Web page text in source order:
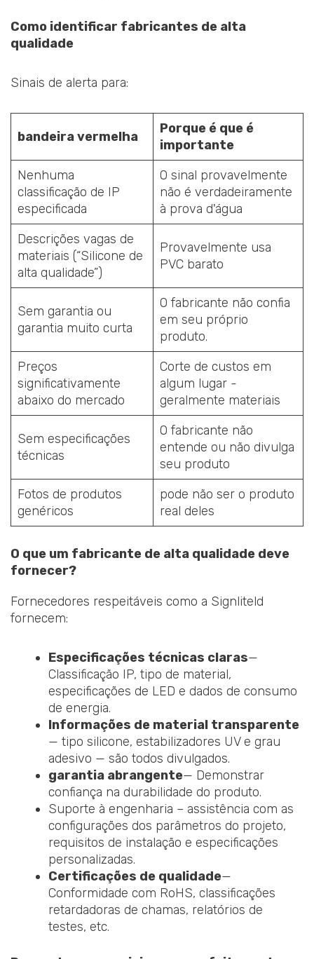
Como identificar fabricantes de alta
qualidade
Sinais de alerta para:
bandeira vermelha
Porque é que é
importante
Nenhuma
classificação de IP
especificada
O sinal provavelmente
não é verdadeiramente
à prova d'água
Descrições vagas de
materiais (“Silicone de
alta qualidade”)
Provavelmente usa
PVC barato
Sem garantia ou
garantia muito curta
O fabricante não confia
em seu próprio
produto.
Preços
significativamente
abaixo do mercado
Corte de custos em
algum lugar -
geralmente materiais
Sem especificações
técnicas
O fabricante não
entende ou não divulga
seu produto
Fotos de produtos
genéricos
pode não ser o produto
real deles
O que um fabricante de alta qualidade deve
fornecer?
Fornecedores respeitáveis como a Signliteld
fornecem:
Especificações técnicas claras—
Classificação IP, tipo de material,
especificações de LED e dados de consumo
de energia.
Informações de material transparente
— tipo silicone, estabilizadores UV e grau
adesivo — são todos divulgados.
garantia abrangente— Demonstrar
confiança na durabilidade do produto.
Suporte à engenharia – assistência com as
configurações dos parâmetros do projeto,
requisitos de instalação e especificações
personalizadas.
Certificações de qualidade—
Conformidade com RoHS, classificações
retardadoras de chamas, relatórios de
testes, etc.